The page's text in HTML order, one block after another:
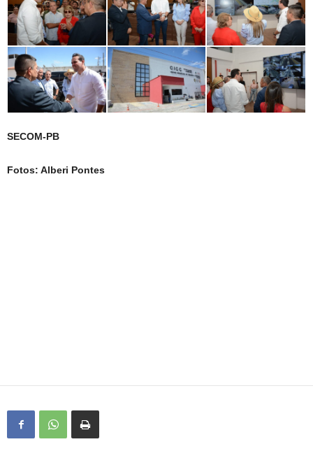
SECOM-PB
Fotos: Alberi Pontes